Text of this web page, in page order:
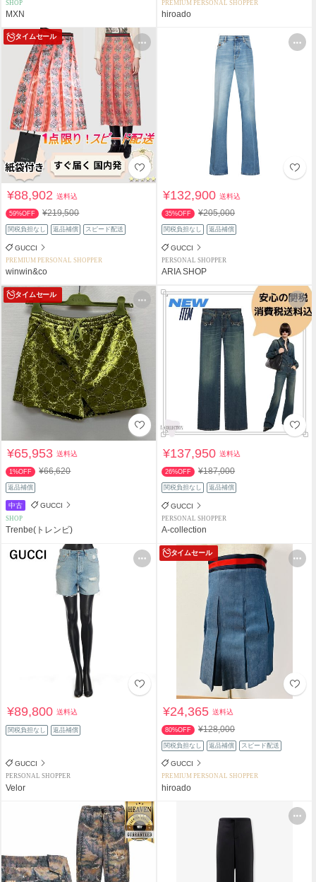
SHOP
MXN
PREMIUM PERSONAL SHOPPER
hiroado
タイムセール
¥88,902送料込
59%OFF ¥219,500
関税負担なし 返品補償 スピード配送
GUCCI
PREMIUM PERSONAL SHOPPER
winwin&co
¥132,900送料込
35%OFF ¥205,000
関税負担なし 返品補償
GUCCI
PERSONAL SHOPPER
ARIA SHOP
タイムセール
¥65,953送料込
1%OFF ¥66,620
返品補償
中古 GUCCI
SHOP
Trenbe(トレンビ)
¥137,950送料込
26%OFF ¥187,000
関税負担なし 返品補償
GUCCI
PERSONAL SHOPPER
A-collection
¥89,800送料込
関税負担なし 返品補償
GUCCI
PERSONAL SHOPPER
Velor
タイムセール
¥24,365送料込
80%OFF ¥128,000
関税負担なし 返品補償 スピード配送
GUCCI
PREMIUM PERSONAL SHOPPER
hiroado